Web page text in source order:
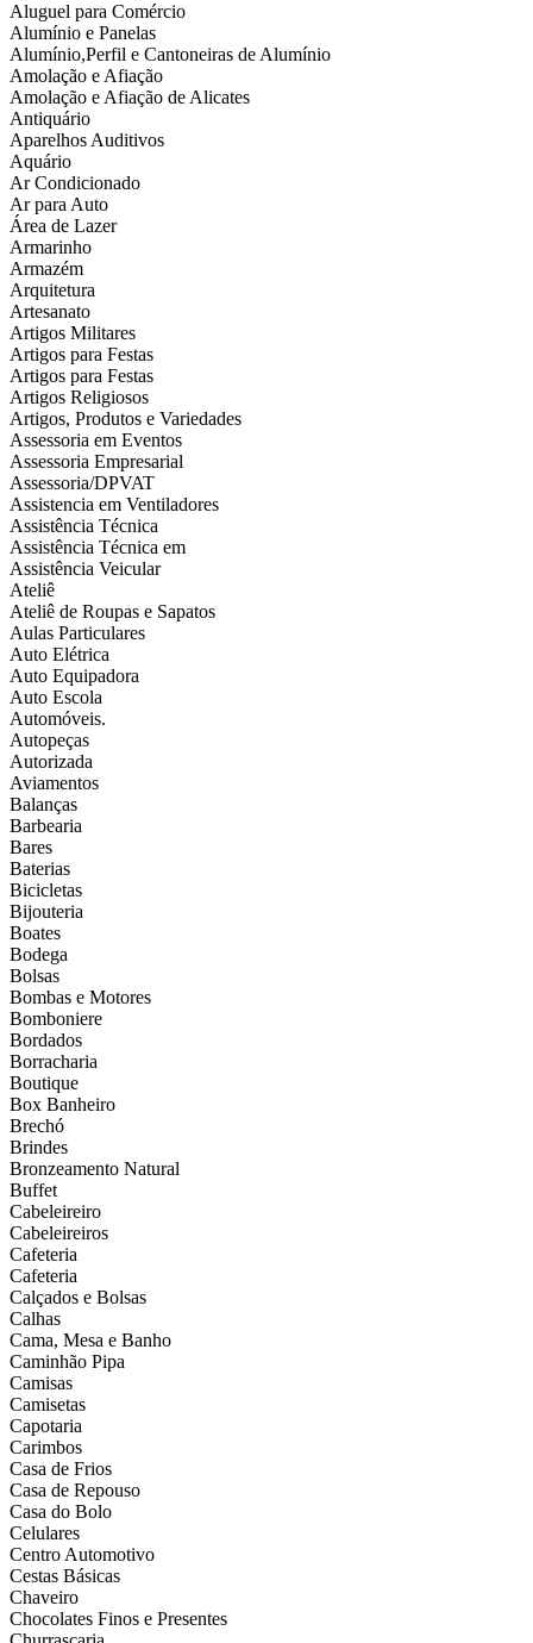
Aluguel para Comércio
Alumínio e Panelas
Alumínio,Perfil e Cantoneiras de Alumínio
Amolação e Afiação
Amolação e Afiação de Alicates
Antiquário
Aparelhos Auditivos
Aquário
Ar Condicionado
Ar para Auto
Área de Lazer
Armarinho
Armazém
Arquitetura
Artesanato
Artigos Militares
Artigos para Festas
Artigos para Festas
Artigos Religiosos
Artigos, Produtos e Variedades
Assessoria em Eventos
Assessoria Empresarial
Assessoria/DPVAT
Assistencia em Ventiladores
Assistência Técnica
Assistência Técnica em
Assistência Veicular
Ateliê
Ateliê de Roupas e Sapatos
Aulas Particulares
Auto Elétrica
Auto Equipadora
Auto Escola
Automóveis.
Autopeças
Autorizada
Aviamentos
Balanças
Barbearia
Bares
Baterias
Bicicletas
Bijouteria
Boates
Bodega
Bolsas
Bombas e Motores
Bomboniere
Bordados
Borracharia
Boutique
Box Banheiro
Brechó
Brindes
Bronzeamento Natural
Buffet
Cabeleireiro
Cabeleireiros
Cafeteria
Cafeteria
Calçados e Bolsas
Calhas
Cama, Mesa e Banho
Caminhão Pipa
Camisas
Camisetas
Capotaria
Carimbos
Casa de Frios
Casa de Repouso
Casa do Bolo
Celulares
Centro Automotivo
Cestas Básicas
Chaveiro
Chocolates Finos e Presentes